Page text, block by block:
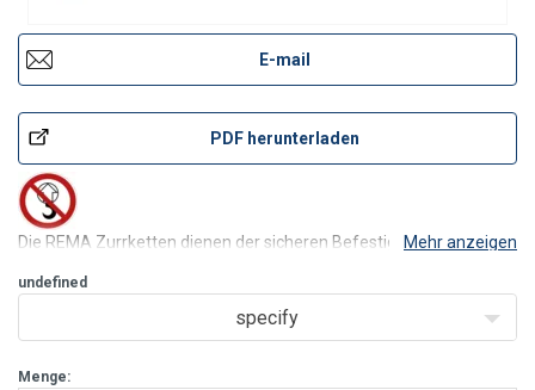
E-mail
PDF herunterladen
Die REMA Zurrketten dienen der sicheren Befestigung von
Flugzeug oder Schiff. Die Zurrketten sind mit
Ratschenspannelement, Lasthaken mit Hakensicherung und
Verkürzungshaken ausgerüstet, welche das Auflockern der
Zurrkette während des
Mehr anzeigen
undefined
specify
Menge: